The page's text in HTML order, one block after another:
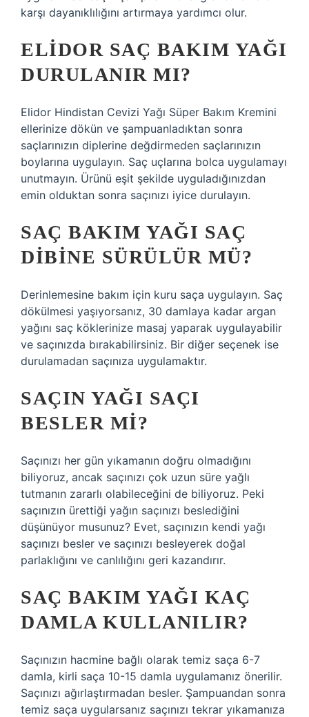
karşı dayanıklılığını artırmaya yardımcı olur.
ELIDOR SAÇ BAKIM YAĞI
DURULANIR MI?
Elidor Hindistan Cevizi Yağı Süper Bakım Kremini
ellerinize dökün ve şampuanladıktan sonra
saçlarınızın diplerine değdirmeden saçlarınızın
boylarına uygulayın. Saç uçlarına bolca uygulamayı
unutmayın. Ürünü eşit şekilde uyguladığınızdan
emin olduktan sonra saçınızı iyice durulayın.
SAÇ BAKIM YAĞI SAÇ
DIBINE SÜRÜLÜR MÜ?
Derinlemesine bakım için kuru saça uygulayın. Saç
dökülmesi yaşıyorsanız, 30 damlaya kadar argan
yağını saç köklerinize masaj yaparak uygulayabilir
ve saçınızda bırakabilirsiniz. Bir diğer seçenek ise
durulamadan saçınıza uygulamaktır.
SAÇIN YAĞI SAÇI
BESLER MI?
Saçınızı her gün yıkamanın doğru olmadığını
biliyoruz, ancak saçınızı çok uzun süre yağlı
tutmanın zararlı olabileceğini de biliyoruz. Peki
saçınızın ürettiği yağın saçınızı beslediğini
düşünüyor musunuz? Evet, saçınızın kendi yağı
saçınızı besler ve saçınızı besleyerek doğal
parlaklığını ve canlılığını geri kazandırır.
SAÇ BAKIM YAĞI KAÇ
DAMLA KULLANILIR?
Saçınızın hacmine bağlı olarak temiz saça 6-7
damla, kirli saça 10-15 damla uygulamanız önerilir.
Saçınızı ağırlaştırmadan besler. Şampuandan sonra
temiz saça uygularsanız saçınızı tekrar yıkamanıza